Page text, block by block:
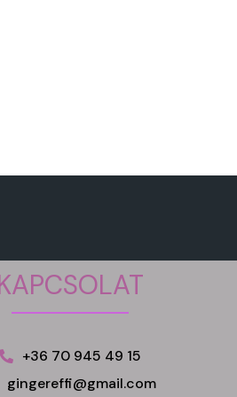
+36 70 945 49 15
gingereffi@gmail.com